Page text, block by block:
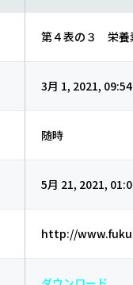
第４表の３ 栄養
3月 1, 2021,
随時
5月 21, 2021,
http://